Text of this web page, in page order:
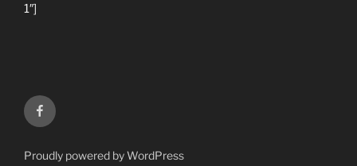
1″]
Facebook
Proudly powered by WordPress